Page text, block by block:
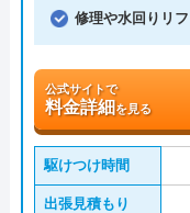
修理や水回りリ
公式サイトで
料金詳細を見る
駆けつけ時間
出張見積もり